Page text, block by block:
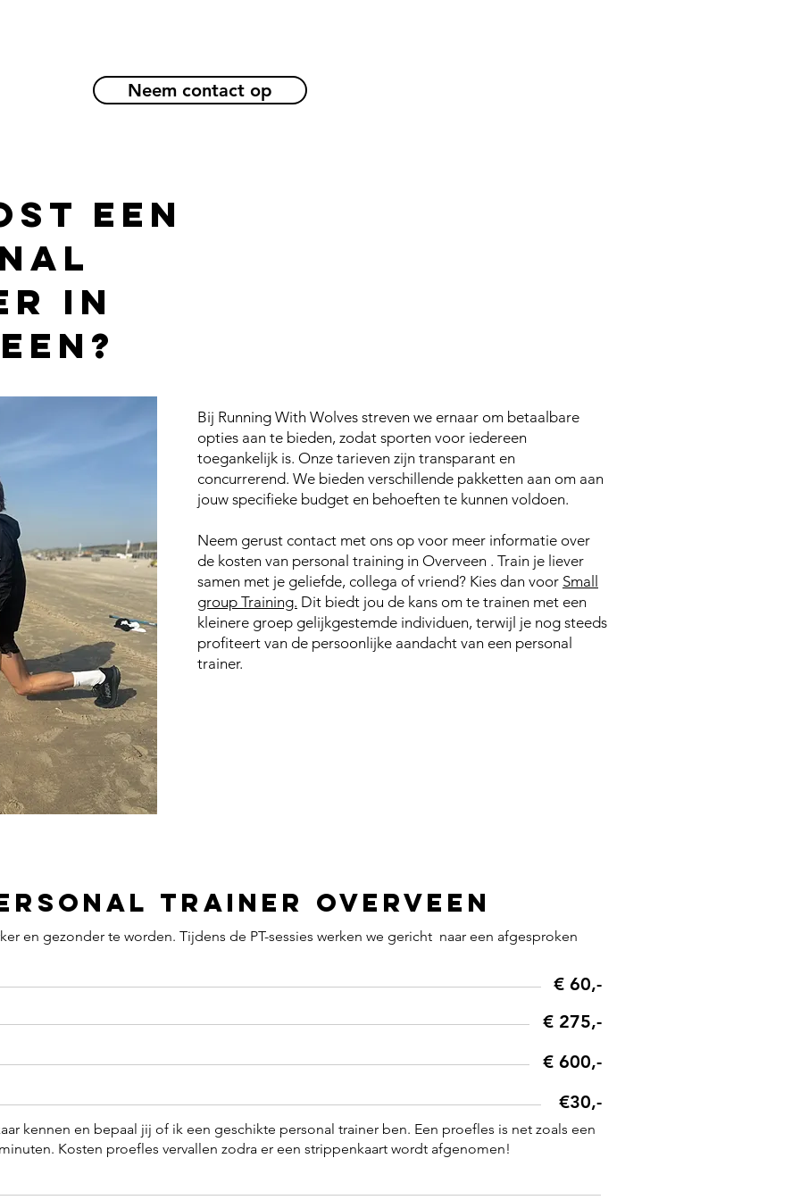
Neem contact op
een
in
Bij Running With Wolves streven we ernaar om betaalbare
opties aan te bieden, zodat sporten voor iedereen
toegankelijk is. Onze tarieven zijn transparant en
concurrerend. We bieden verschillende pakketten aan om aan
jouw specifieke budget en behoeften te kunnen voldoen.
Neem gerust contact met ons op voor meer informatie over
de kosten van personal training in Overveen .​ Train je liever
samen met je geliefde, collega of vriend? Kies dan voor Small
group Training. Dit biedt jou de kans om te trainen met een
kleinere groep gelijkgestemde individuen, terwijl je nog steeds
profiteert van de persoonlijke aandacht van een personal
trainer.
Trainer Overveen
en gezonder te worden. Tijdens de PT-sessies werken we gericht naar een afgesproken
€ 60,-
€ 275,-
€ 600,-
€30,-
kennen en bepaal jij of ik een geschikte personal trainer ben. Een proefles is net zoals een
Kosten proefles vervallen zodra er een strippenkaart wordt afgenomen!